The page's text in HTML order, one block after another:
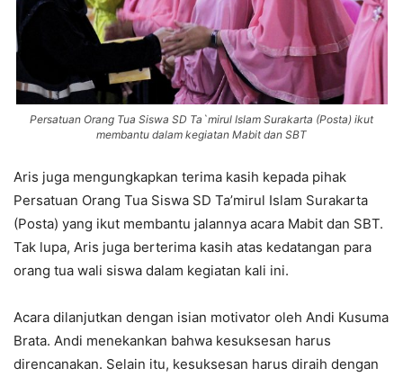
Persatuan Orang Tua Siswa SD Ta`mirul Islam Surakarta (Posta) ikut
membantu dalam kegiatan Mabit dan SBT
Aris juga mengungkapkan terima kasih kepada pihak
Persatuan Orang Tua Siswa SD Ta’mirul Islam Surakarta
(Posta) yang ikut membantu jalannya acara Mabit dan SBT.
Tak lupa, Aris juga berterima kasih atas kedatangan para
orang tua wali siswa dalam kegiatan kali ini.
Acara dilanjutkan dengan isian motivator oleh Andi Kusuma
Brata. Andi menekankan bahwa kesuksesan harus
direncanakan. Selain itu, kesuksesan harus diraih dengan